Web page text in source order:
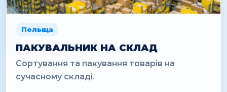
Польща
ПАКУВАЛЬНИК НА СКЛАД
Сортування та пакування товарів на
сучасному складі.